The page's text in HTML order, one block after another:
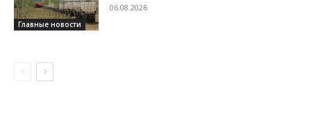
Главные новости
06.08.2026